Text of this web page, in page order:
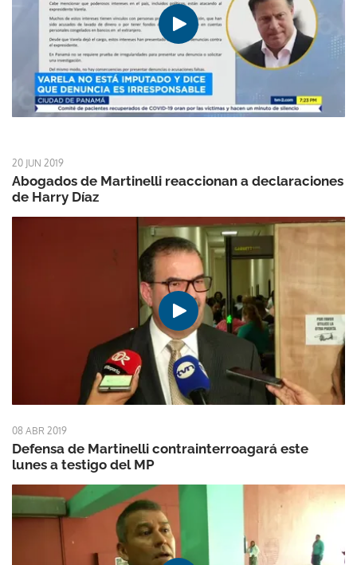
20 JUN 2019
Abogados de Martinelli reaccionan a declaraciones
de Harry Díaz
08 ABR 2019
Defensa de Martinelli contrainterroagará este
lunes a testigo del MP